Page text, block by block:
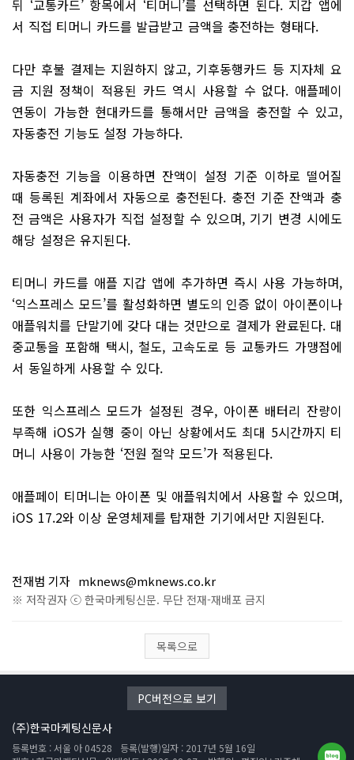
뒤 ‘교통카드’ 항목에서 ‘티머니’를 선택하면 된다. 지갑 앱에
서 직접 티머니 카드를 발급받고 금액을 충전하는 형태다.
다만 후불 결제는 지원하지 않고, 기후동행카드 등 지자체 요
금 지원 정책이 적용된 카드 역시 사용할 수 없다. 애플페이
연동이 가능한 현대카드를 통해서만 금액을 충전할 수 있고,
자동충전 기능도 설정 가능하다.
자동충전 기능을 이용하면 잔액이 설정 기준 이하로 떨어질
때 등록된 계좌에서 자동으로 충전된다. 충전 기준 잔액과 충
전 금액은 사용자가 직접 설정할 수 있으며, 기기 변경 시에도
해당 설정은 유지된다.
티머니 카드를 애플 지갑 앱에 추가하면 즉시 사용 가능하며,
‘익스프레스 모드’를 활성화하면 별도의 인증 없이 아이폰이나
애플워치를 단말기에 갖다 대는 것만으로 결제가 완료된다. 대
중교통을 포함해 택시, 철도, 고속도로 등 교통카드 가맹점에
서 동일하게 사용할 수 있다.
또한 익스프레스 모드가 설정된 경우, 아이폰 배터리 잔량이
부족해 iOS가 실행 중이 아닌 상황에서도 최대 5시간까지 티
머니 사용이 가능한 ‘전원 절약 모드’가 적용된다.
애플페이 티머니는 아이폰 및 애플워치에서 사용할 수 있으며,
iOS 17.2와 이상 운영체제를 탑재한 기기에서만 지원된다.
전재범 기자 mknews@mknews.co.kr
※ 저작권자 ⓒ 한국마케팅신문. 무단 전재-재배포 금지
목록으로
PC버전으로 보기
(주)한국마케팅신문사
등록번호 : 서울 아 04528
등록(발행)일자 : 2017년 5월 16일